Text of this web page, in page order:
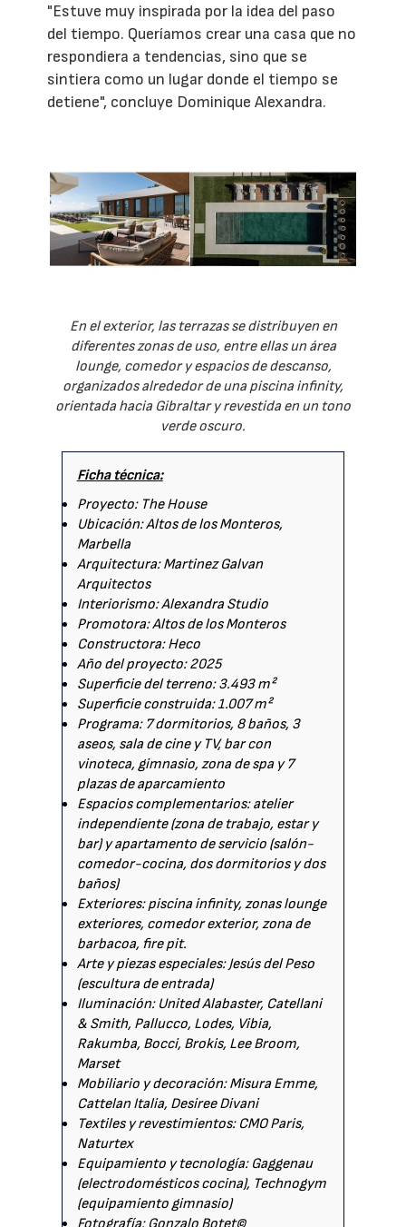
"Estuve muy inspirada por la idea del paso
del tiempo. Queríamos crear una casa que no
respondiera a tendencias, sino que se
sintiera como un lugar donde el tiempo se
detiene", concluye Dominique Alexandra.
En el exterior, las terrazas se distribuyen en
diferentes zonas de uso, entre ellas un área
lounge, comedor y espacios de descanso,
organizados alrededor de una piscina infinity,
orientada hacia Gibraltar y revestida en un tono
verde oscuro.
Ficha técnica:
Proyecto: The House
Ubicación: Altos de los Monteros,
Marbella
Arquitectura: Martinez Galvan
Arquitectos
Interiorismo: Alexandra Studio
Promotora: Altos de los Monteros
Constructora: Heco
Año del proyecto: 2025
Superficie del terreno: 3.493 m²
Superficie construida: 1.007 m²
Programa: 7 dormitorios, 8 baños, 3
aseos, sala de cine y TV, bar con
vinoteca, gimnasio, zona de spa y 7
plazas de aparcamiento
Espacios complementarios: atelier
independiente (zona de trabajo, estar y
bar) y apartamento de servicio (salón-
comedor-cocina, dos dormitorios y dos
baños)
Exteriores: piscina infinity, zonas lounge
exteriores, comedor exterior, zona de
barbacoa, fire pit.
Arte y piezas especiales: Jesús del Peso
(escultura de entrada)
Iluminación: United Alabaster, Catellani
& Smith, Pallucco, Lodes, Vibia,
Rakumba, Bocci, Brokis, Lee Broom,
Marset
Mobiliario y decoración: Misura Emme,
Cattelan Italia, Desiree Divani
Textiles y revestimientos: CMO Paris,
Naturtex
Equipamiento y tecnología: Gaggenau
(electrodomésticos cocina), Technogym
(equipamiento gimnasio)